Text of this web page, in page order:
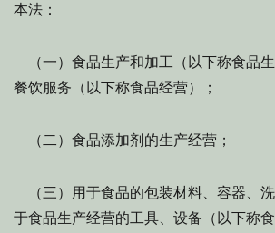
本法：
（一）食品生产和加工（以下称食品
餐饮服务（以下称食品经营）；
（二）食品添加剂的生产经营；
（三）用于食品的包装材料、容器、
于食品生产经营的工具、设备（以下称